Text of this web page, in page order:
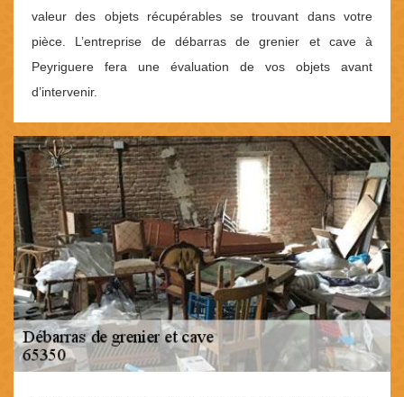
valeur des objets récupérables se trouvant dans votre
pièce. L’entreprise de débarras de grenier et cave à
Peyriguere fera une évaluation de vos objets avant
d’intervenir.